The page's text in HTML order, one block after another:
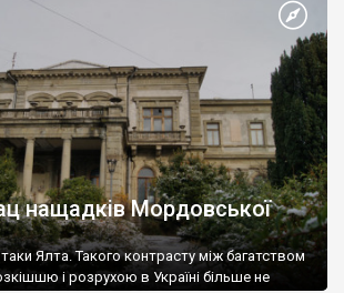
нащадків Мордовської
Ялта. Такого контрасту між багатством
і розрухою в Україні більше не